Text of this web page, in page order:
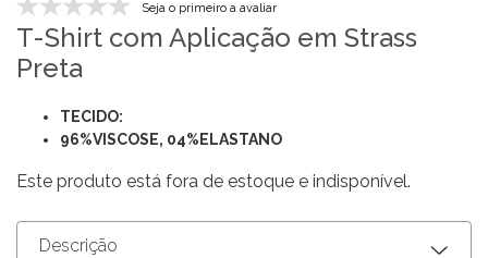
Seja o primeiro a avaliar
T-Shirt com Aplicação em Strass
Preta
TECIDO:
96%VISCOSE, 04%ELASTANO
Este produto está fora de estoque e indisponível.
Descrição